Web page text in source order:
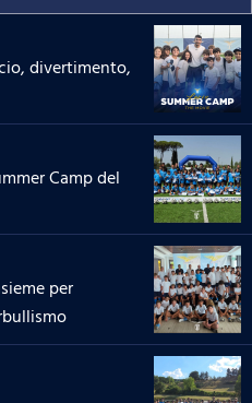
divertimento,
Camp del
per